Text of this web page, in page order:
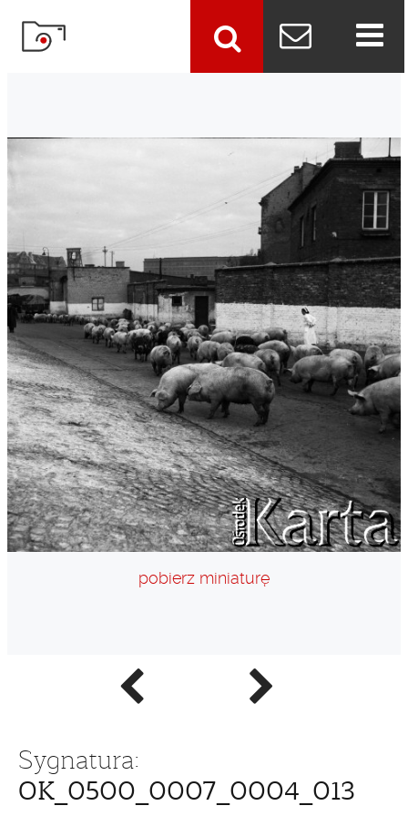
Poprzednie
zdjęcie
Następne
zdjęcie
pobierz miniaturę
Sygnatura:
OK_0500_0007_0004_013